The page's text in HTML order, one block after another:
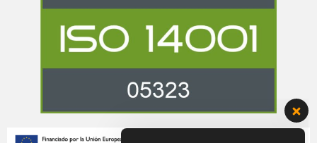
Bienvenido a Grupo Renova,
estamos aqui para solucionar
todas tus dudas.